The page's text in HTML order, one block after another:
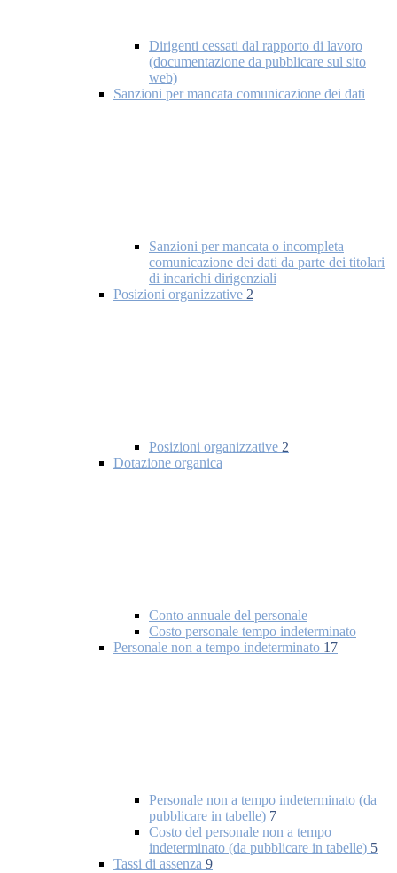
Dirigenti cessati dal rapporto di lavoro
(documentazione da pubblicare sul sito
web)
Sanzioni per mancata comunicazione dei dati
Sanzioni per mancata o incompleta
comunicazione dei dati da parte dei titolari
di incarichi dirigenziali
Posizioni organizzative 2
Posizioni organizzative 2
Dotazione organica
Conto annuale del personale
Costo personale tempo indeterminato
Personale non a tempo indeterminato 17
Personale non a tempo indeterminato (da
pubblicare in tabelle) 7
Costo del personale non a tempo
indeterminato (da pubblicare in tabelle) 5
Tassi di assenza 9